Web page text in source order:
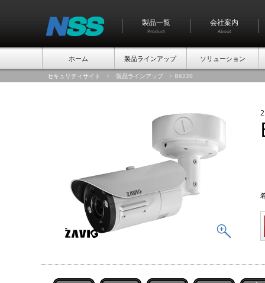
製品一覧
Product
会社案内
About
ホーム 製品ラインアップ ソリューション
セキュリティサイト > 製品ラインアップ > B6220